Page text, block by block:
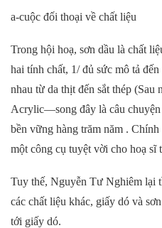
a-cuộc đối thoại về chất liệu
Trong hội hoạ, sơn dầu là chất
hai tính chất, 1/ đủ sức mô tả
nhau từ da thịt đến sắt thép (Sau
Acrylic—song đây là câu
bền vững hàng trăm năm .
một công cụ tuyệt vời cho hoạ sĩ
Tuy thế, Nguyễn Tư Nghiêm lại
các chất liệu khác, giấy dó và
tới giấy dó.